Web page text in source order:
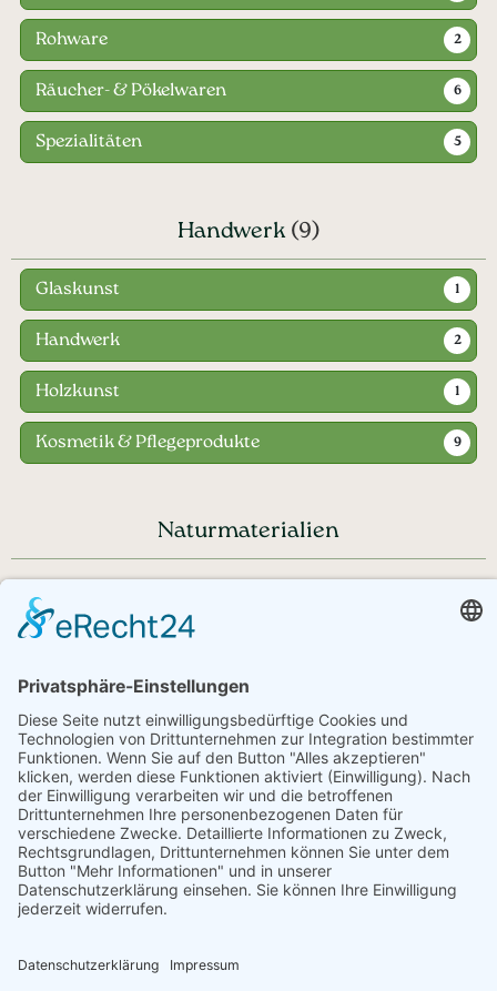
Rohware 2
Räucher- & Pökelwaren 6
Spezialitäten 5
Handwerk (9)
Glaskunst 1
Handwerk 2
Holzkunst 1
Kosmetik & Pflegeprodukte 9
Naturmaterialien
Haben Sie noch Fragen?
+43 720 353535 - Rückrufservice
service@regionale-produkte.online
© Regionale Produkte | powered by
Creativomedia GmbH